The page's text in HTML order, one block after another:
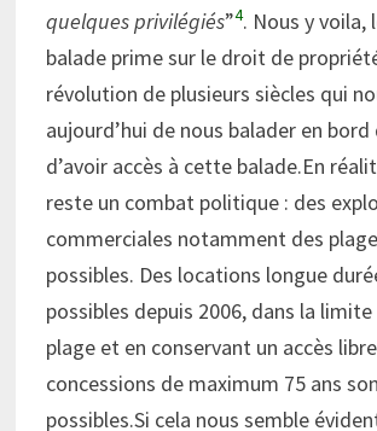
quelques privilégiés”4. Nous y voila,
balade prime sur le droit de
révolution de plusieurs siècles qui
aujourd’hui de nous balader en bord
d’avoir accès à cette balade.En
reste un combat politique : des
commerciales notamment des
possibles. Des locations longue
possibles depuis 2006, dans la
plage et en conservant un accès
concessions de maximum 75 ans
possibles.Si cela nous semble